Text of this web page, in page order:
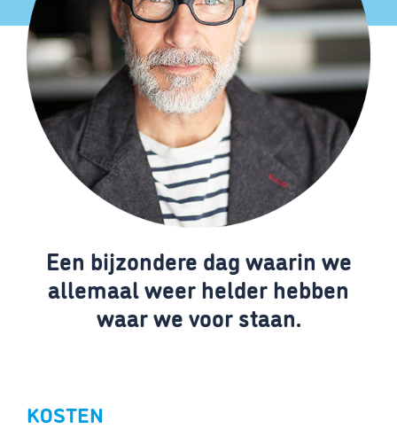
Een bijzondere dag waarin we
allemaal weer helder hebben
waar we voor staan.
KOSTEN